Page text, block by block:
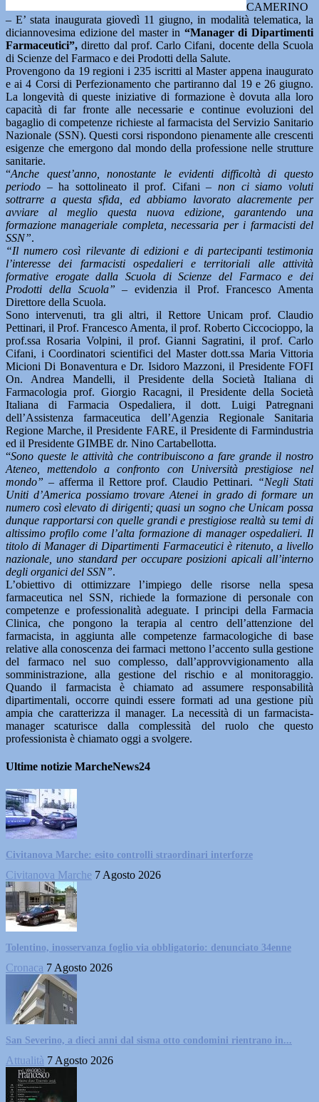
CAMERINO
– E’ stata inaugurata giovedì 11 giugno, in modalità telematica, la
diciannovesima edizione del master in “Manager di Dipartimenti
Farmaceutici”, diretto dal prof. Carlo Cifani, docente della Scuola
di Scienze del Farmaco e dei Prodotti della Salute.
Provengono da 19 regioni i 235 iscritti al Master appena inaugurato
e ai 4 Corsi di Perfezionamento che partiranno dal 19 e 26 giugno.
La longevità di queste iniziative di formazione è dovuta alla loro
capacità di far fronte alle necessarie e continue evoluzioni del
bagaglio di competenze richieste al farmacista del Servizio Sanitario
Nazionale (SSN). Questi corsi rispondono pienamente alle crescenti
esigenze che emergono dal mondo della professione nelle strutture
sanitarie.
“Anche quest’anno, nonostante le evidenti difficoltà di questo
periodo – ha sottolineato il prof. Cifani – non ci siamo voluti
sottrarre a questa sfida, ed abbiamo lavorato alacremente per
avviare al meglio questa nuova edizione, garantendo una
formazione manageriale completa, necessaria per i farmacisti del
SSN”.
“Il numero così rilevante di edizioni e di partecipanti testimonia
l’interesse dei farmacisti ospedalieri e territoriali alle attività
formative erogate dalla Scuola di Scienze del Farmaco e dei
Prodotti della Scuola” – evidenzia il Prof. Francesco Amenta
Direttore della Scuola.
Sono intervenuti, tra gli altri, il Rettore Unicam prof. Claudio
Pettinari, il Prof. Francesco Amenta, il prof. Roberto Ciccocioppo, la
prof.ssa Rosaria Volpini, il prof. Gianni Sagratini, il prof. Carlo
Cifani, i Coordinatori scientifici del Master dott.ssa Maria Vittoria
Micioni Di Bonaventura e Dr. Isidoro Mazzoni, il Presidente FOFI
On. Andrea Mandelli, il Presidente della Società Italiana di
Farmacologia prof. Giorgio Racagni, il Presidente della Società
Italiana di Farmacia Ospedaliera, il dott. Luigi Patregnani
dell’Assistenza farmaceutica dell’Agenzia Regionale Sanitaria
Regione Marche, il Presidente FARE, il Presidente di Farmindustria
ed il Presidente GIMBE dr. Nino Cartabellotta.
“Sono queste le attività che contribuiscono a fare grande il nostro
Ateneo, mettendolo a confronto con Università prestigiose nel
mondo” –afferma il Rettore prof. Claudio Pettinari. “Negli Stati
Uniti d’America possiamo trovare Atenei in grado di formare un
numero così elevato di dirigenti; quasi un sogno che Unicam possa
dunque rapportarsi con quelle grandi e prestigiose realtà su temi di
altissimo profilo come l’alta formazione di manager ospedalieri. Il
titolo di Manager di Dipartimenti Farmaceutici è ritenuto, a livello
nazionale, uno standard per occupare posizioni apicali all’interno
degli organici del SSN”.
L’obiettivo di ottimizzare l’impiego delle risorse nella spesa
farmaceutica nel SSN, richiede la formazione di personale con
competenze e professionalità adeguate. I principi della Farmacia
Clinica, che pongono la terapia al centro dell’attenzione del
farmacista, in aggiunta alle competenze farmacologiche di base
relative alla conoscenza dei farmaci mettono l’accento sulla gestione
del farmaco nel suo complesso, dall’approvvigionamento alla
somministrazione, alla gestione del rischio e al monitoraggio.
Quando il farmacista è chiamato ad assumere responsabilità
dipartimentali, occorre quindi essere formati ad una gestione più
ampia che caratterizza il manager. La necessità di un farmacista-
manager scaturisce dalla complessità del ruolo che questo
professionista è chiamato oggi a svolgere.
Ultime notizie MarcheNews24
Civitanova Marche: esito controlli straordinari interforze
Civitanova Marche 7 Agosto 2026
Tolentino, inosservanza foglio via obbligatorio: denunciato 34enne
Cronaca 7 Agosto 2026
San Severino, a dieci anni dal sisma otto condomini rientrano in...
Attualità 7 Agosto 2026